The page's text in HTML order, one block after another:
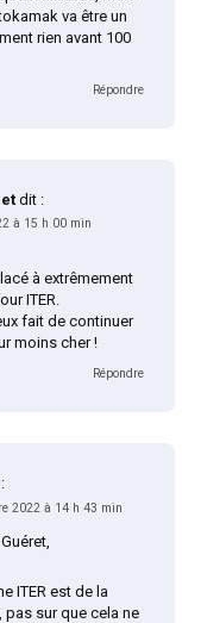
va être un
rien avant 100
Répondre
dit :
à 15 h 00 min
à extrêmement
ITER.
fait de continuer
moins cher !
Répondre
2022 à 14 h 43 min
ITER est de la
sur que cela ne